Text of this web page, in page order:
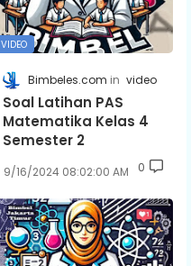
VIDEO
Bimbeles.com video
Soal Latihan PAS
Matematika Kelas 4
Semester 2
9/16/2024 08:02:00 AM 0